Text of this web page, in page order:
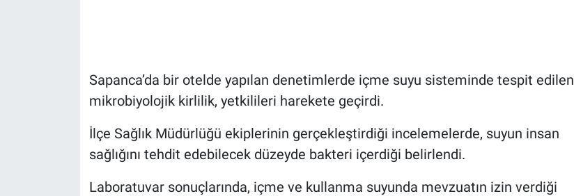
Sapanca’da bir otelde yapılan denetimlerde içme suyu sisteminde tespit edilen
mikrobiyolojik kirlilik, yetkilileri harekete geçirdi.
İlçe Sağlık Müdürlüğü ekiplerinin gerçekleştirdiği incelemelerde, suyun insan
sağlığını tehdit edebilecek düzeyde bakteri içerdiği belirlendi.
Laboratuvar sonuçlarında, içme ve kullanma suyunda mevzuatın izin verdiği